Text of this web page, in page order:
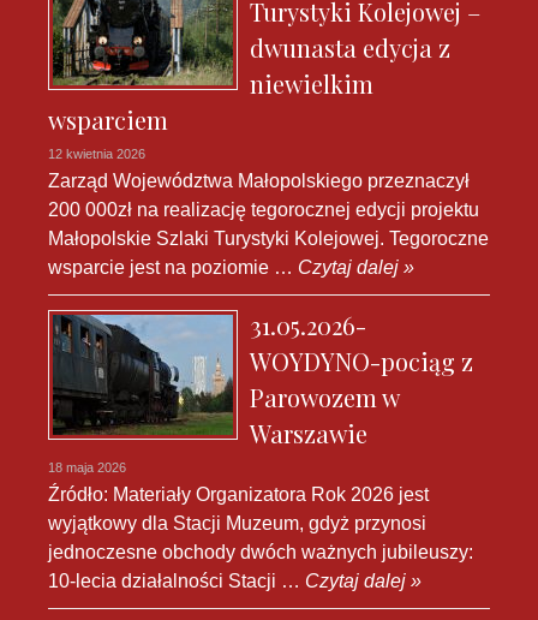
Turystyki Kolejowej –
dwunasta edycja z
niewielkim
wsparciem
12 kwietnia 2026
Zarząd Województwa Małopolskiego przeznaczył
200 000zł na realizację tegorocznej edycji projektu
Małopolskie Szlaki Turystyki Kolejowej. Tegoroczne
wsparcie jest na poziomie … Czytaj dalej »
31.05.2026-
WOYDYNO-pociąg z
Parowozem w
Warszawie
18 maja 2026
Źródło: Materiały Organizatora Rok 2026 jest
wyjątkowy dla Stacji Muzeum, gdyż przynosi
jednoczesne obchody dwóch ważnych jubileuszy:
10-lecia działalności Stacji … Czytaj dalej »